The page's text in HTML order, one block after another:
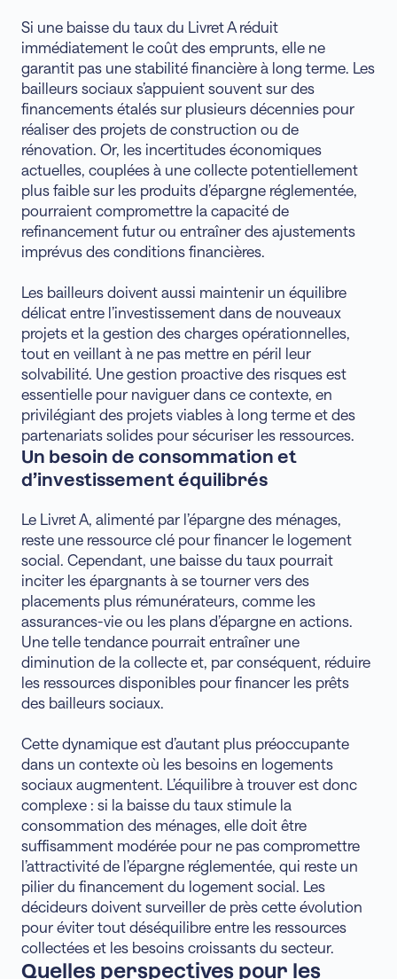
Si une baisse du taux du Livret A réduit
immédiatement le coût des emprunts, elle ne
garantit pas une stabilité financière à long terme. Les
bailleurs sociaux s’appuient souvent sur des
financements étalés sur plusieurs décennies pour
réaliser des projets de construction ou de
rénovation. Or, les incertitudes économiques
actuelles, couplées à une collecte potentiellement
plus faible sur les produits d’épargne réglementée,
pourraient compromettre la capacité de
refinancement futur ou entraîner des ajustements
imprévus des conditions financières.
Les bailleurs doivent aussi maintenir un équilibre
délicat entre l’investissement dans de nouveaux
projets et la gestion des charges opérationnelles,
tout en veillant à ne pas mettre en péril leur
solvabilité. Une gestion proactive des risques est
essentielle pour naviguer dans ce contexte, en
privilégiant des projets viables à long terme et des
partenariats solides pour sécuriser les ressources.
Un besoin de consommation et
d’investissement équilibrés
Le Livret A, alimenté par l’épargne des ménages,
reste une ressource clé pour financer le logement
social. Cependant, une baisse du taux pourrait
inciter les épargnants à se tourner vers des
placements plus rémunérateurs, comme les
assurances-vie ou les plans d’épargne en actions.
Une telle tendance pourrait entraîner une
diminution de la collecte et, par conséquent, réduire
les ressources disponibles pour financer les prêts
des bailleurs sociaux.
Cette dynamique est d’autant plus préoccupante
dans un contexte où les besoins en logements
sociaux augmentent. L’équilibre à trouver est donc
complexe : si la baisse du taux stimule la
consommation des ménages, elle doit être
suffisamment modérée pour ne pas compromettre
l’attractivité de l’épargne réglementée, qui reste un
pilier du financement du logement social. Les
décideurs doivent surveiller de près cette évolution
pour éviter tout déséquilibre entre les ressources
collectées et les besoins croissants du secteur.
Quelles perspectives pour les